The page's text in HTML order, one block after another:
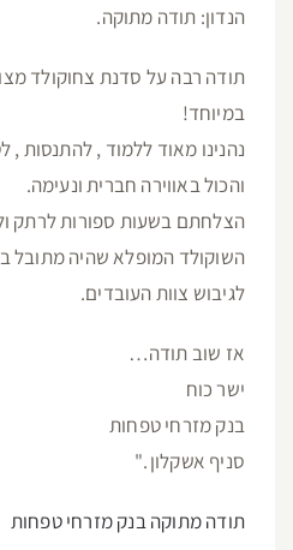
הנדון: תודה מתוקה.
תודה רבה על סדנת צחוקולד
במיוחד!
נהנינו מאוד ללמוד , להתנסות ,
והכול באווירה חברית ונעימה.
הצלחתם בשעות ספורות לרתק
השוקולד המופלא שהיה מתובל
לגיבוש צוות העובדים.
אז שוב תודה…
ישר כוח
בנק מזרחי טפחות
סניף אשקלון ."
תודה מתוקה בנק מזרחי טפחות